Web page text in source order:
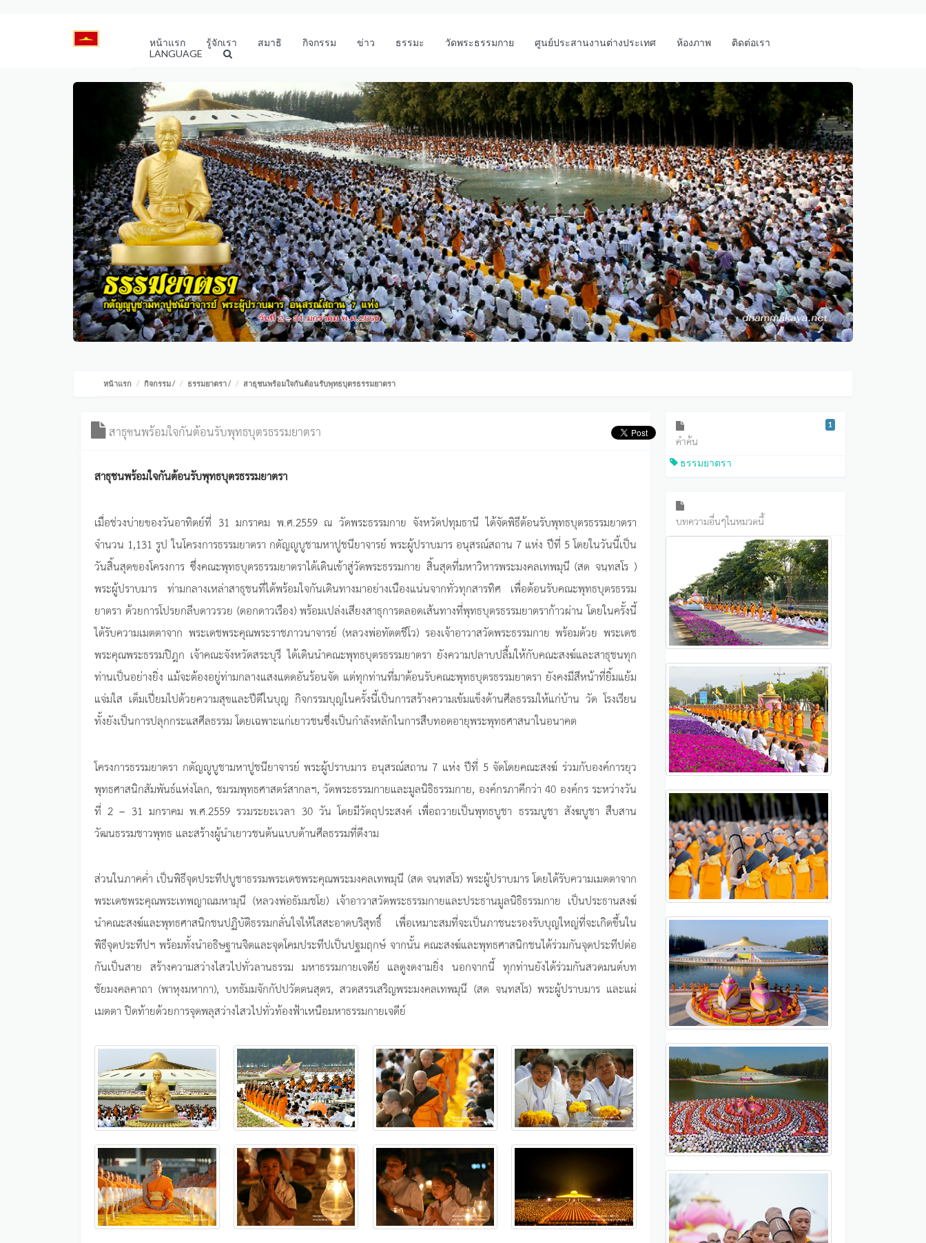
หน้าแรก รู้จักเรา สมาธิ กิจกรรม ข่าว ธรรมะ วัดพระธรรมกาย ศูนย์ประสานงานต่างประเทศ ห้องภาพ
ติดต่อเรา
LANGUAGE
หน้าแรก กิจกรรม/ ธรรมยาตรา/ สาธุชนพร้อมใจกันต้อนรับพุทธบุตรธรรมยาตรา
สาธุชนพร้อมใจกันต้อนรับพุทธบุตรธรรมยาตรา
สาธุชนพร้อมใจกันต้อนรับพุทธบุตรธรรมยาตรา
เมื่อช่วงบ่ายของวันอาทิตย์ที่ 31 มกราคม พ.ศ.2559 ณ วัดพระธรรมกาย จังหวัดปทุมธานี ได้จัดพิธีต้อนรับพุทธบุตรธรรมยาตรา
จำนวน 1,131 รูป ในโครงการธรรมยาตรา กตัญญูบูชามหาปูชนียาจารย์ พระผู้ปราบมาร อนุสรณ์สถาน 7 แห่ง ปีที่ 5 โดยในวันนี้เป็น
วันสิ้นสุดของโครงการ ซึ่งคณะพุทธบุตรธรรมยาตราได้เดินเข้าสู่วัดพระธรรมกาย สิ้นสุดที่มหาวิหารพระมงคลเทพมุนี (สด จนฺทสโร )
พระผู้ปราบมาร ท่ามกลางเหล่าสาธุชนที่ได้พร้อมใจกันเดินทางมาอย่างเนืองแน่นจากทั่วทุกสารทิศ เพื่อต้อนรับคณะพุทธบุตรธรรม
ยาตรา ด้วยการโปรยกลีบดาวรวย (ดอกดาวเรือง) พร้อมเปล่งเสียงสาธุการตลอดเส้นทางที่พุทธบุตรธรรมยาตราก้าวผ่าน โดยในครั้งนี้
ได้รับความเมตตาจาก พระเดชพระคุณพระราชภาวนาจารย์ (หลวงพ่อทัตตชีโว) รองเจ้าอาวาสวัดพระธรรมกาย พร้อมด้วย พระเดช
พระคุณพระธรรมปิฎก เจ้าคณะจังหวัดสระบุรี ได้เดินนำคณะพุทธบุตรธรรมยาตรา ยังความปลาบปลื้มให้กับคณะสงฆ์และสาธุชนทุก
ท่านเป็นอย่างยิ่ง แม้จะต้องอยู่ท่ามกลางแสงแดดอันร้อนจัด แต่ทุกท่านที่มาต้อนรับคณะพุทธบุตรธรรมยาตรา ยังคงมีสีหน้าที่ยิ้มแย้ม
แจ่มใส เต็มเปี่ยมไปด้วยความสุขและปีตีในบุญ กิจกรรมบุญในครั้งนี้เป็นการสร้างความเข้มแข็งด้านศีลธรรมให้แก่บ้าน วัด โรงเรียน
ทั้งยังเป็นการปลุกกระแสศีลธรรม โดยเฉพาะแก่เยาวชนซึ่งเป็นกำลังหลักในการสืบทอดอายุพระพุทธศาสนาในอนาคต
โครงการธรรมยาตรา กตัญญูบูชามหาปูชนียาจารย์ พระผู้ปราบมาร อนุสรณ์สถาน 7 แห่ง ปีที่ 5 จัดโดยคณะสงฆ์ ร่วมกับองค์การยุว
พุทธศาสนิกสัมพันธ์แห่งโลก, ชมรมพุทธศาสตร์สากลฯ, วัดพระธรรมกายและมูลนิธิธรรมกาย, องค์กรภาคีกว่า 40 องค์กร ระหว่างวัน
ที่ 2 – 31 มกราคม พ.ศ.2559 รวมระยะเวลา 30 วัน โดยมีวัตถุประสงค์ เพื่อถวายเป็นพุทธบูชา ธรรมบูชา สังฆบูชา สืบสาน
วัฒนธรรมชาวพุทธ และสร้างผู้นำเยาวชนต้นแบบด้านศีลธรรมที่ดีงาม
ส่วนในภาคค่ำ เป็นพิธีจุดประทีปบูชาธรรมพระเดชพระคุณพระมงคลเทพมุนี (สด จนฺทสโร) พระผู้ปราบมาร โดยได้รับความเมตตาจาก
พระเดชพระคุณพระเทพญาณมหามุนี (หลวงพ่อธัมมชโย) เจ้าอาวาสวัดพระธรรมกายและประธานมูลนิธิธรรมกาย เป็นประธานสงฆ์
นำคณะสงฆ์และพุทธศาสนิกชนปฏิบัติธรรมกลั่นใจให้ใสสะอาดบริสุทธิ์ เพื่อเหมาะสมที่จะเป็นภาชนะรองรับบุญใหญ่ที่จะเกิดขึ้นใน
พิธีจุดประทีปฯ พร้อมทั้งนำอธิษฐานจิตและจุดโคมประทีปเป็นปฐมฤกษ์ จากนั้น คณะสงฆ์และพุทธศาสนิกชนได้ร่วมกันจุดประทีปต่อ
กันเป็นสาย สร้างความสว่างไสวไปทั่วลานธรรม มหาธรรมกายเจดีย์ แลดูงดงามยิ่ง นอกจากนี้ ทุกท่านยังได้ร่วมกันสวดมนต์บท
ชัยมงคลคาถา (พาหุงมหากา), บทธัมมจักกัปปวัตตนสุตร, สวดสรรเสริญพระมงคลเทพมุนี (สด จนฺทสโร) พระผู้ปราบมาร และแผ่
เมตตา ปิดท้ายด้วยการจุดพลุสว่างไสวไปทั่วท้องฟ้าเหนือมหาธรรมกายเจดีย์
คำค้น
1
ธรรมยาตรา
บทความอื่นๆในหมวดนี้